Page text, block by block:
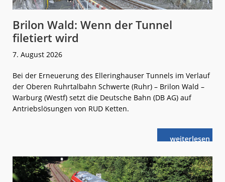
Brilon Wald: Wenn der Tunnel
filetiert wird
7. August 2026
Bei der Erneuerung des Elleringhauser Tunnels im Verlauf
der Oberen Ruhrtalbahn Schwerte (Ruhr) – Brilon Wald –
Warburg (Westf) setzt die Deutsche Bahn (DB AG) auf
Antriebslösungen von RUD Ketten.
weiterlese
nBrilon
der
Tunnel
filetiert
wird